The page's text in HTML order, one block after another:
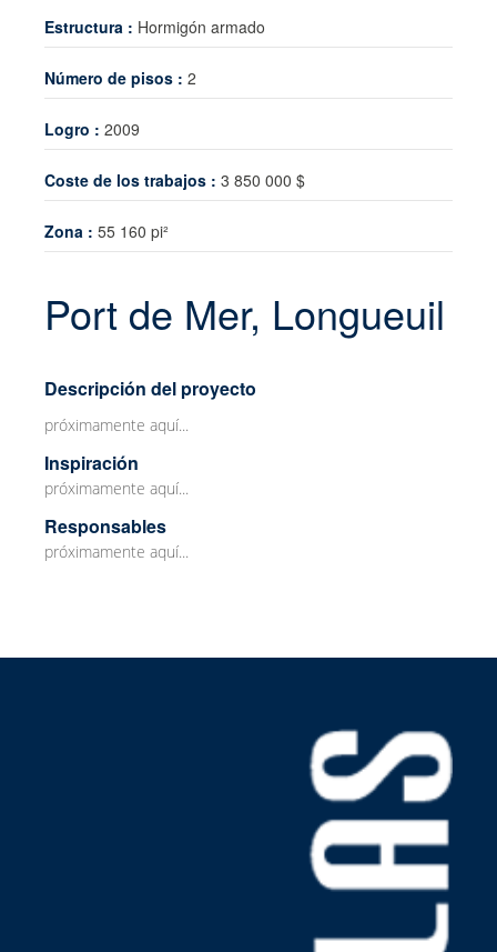
Noticias
Contacto
Estructura : Hormigón armado
Número de pisos : 2
Logro : 2009
Coste de los trabajos : 3 850 000 $
Zona : 55 160 pi²
Port de Mer, Longueuil
Descripción del proyecto
próximamente aquí...
Inspiración
próximamente aquí...
Responsables
próximamente aquí...